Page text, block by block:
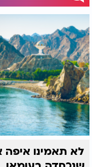
לא תאמינו איפה